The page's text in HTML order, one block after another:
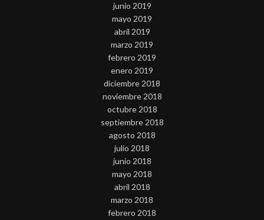
junio 2019
mayo 2019
abril 2019
marzo 2019
febrero 2019
enero 2019
diciembre 2018
noviembre 2018
octubre 2018
septiembre 2018
agosto 2018
julio 2018
junio 2018
mayo 2018
abril 2018
marzo 2018
febrero 2018